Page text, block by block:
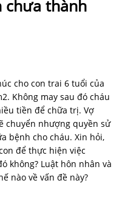
chưa thành
cho con trai 6 tuổi của
Không may sau đó cháu
tiền để chữa trị. Vợ
chuyển nhượng quyền sử
bệnh cho cháu. Xin hỏi,
để thực hiện việc
không? Luật hôn nhân và
nào về vấn đề này?